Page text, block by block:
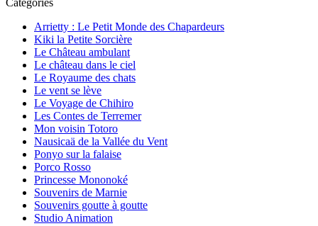
Catégories
Arrietty : Le Petit Monde des Chapardeurs
Kiki la Petite Sorcière
Le Château ambulant
Le château dans le ciel
Le Royaume des chats
Le vent se lève
Le Voyage de Chihiro
Les Contes de Terremer
Mon voisin Totoro
Nausicaä de la Vallée du Vent
Ponyo sur la falaise
Porco Rosso
Princesse Mononoké
Souvenirs de Marnie
Souvenirs goutte à goutte
Studio Animation